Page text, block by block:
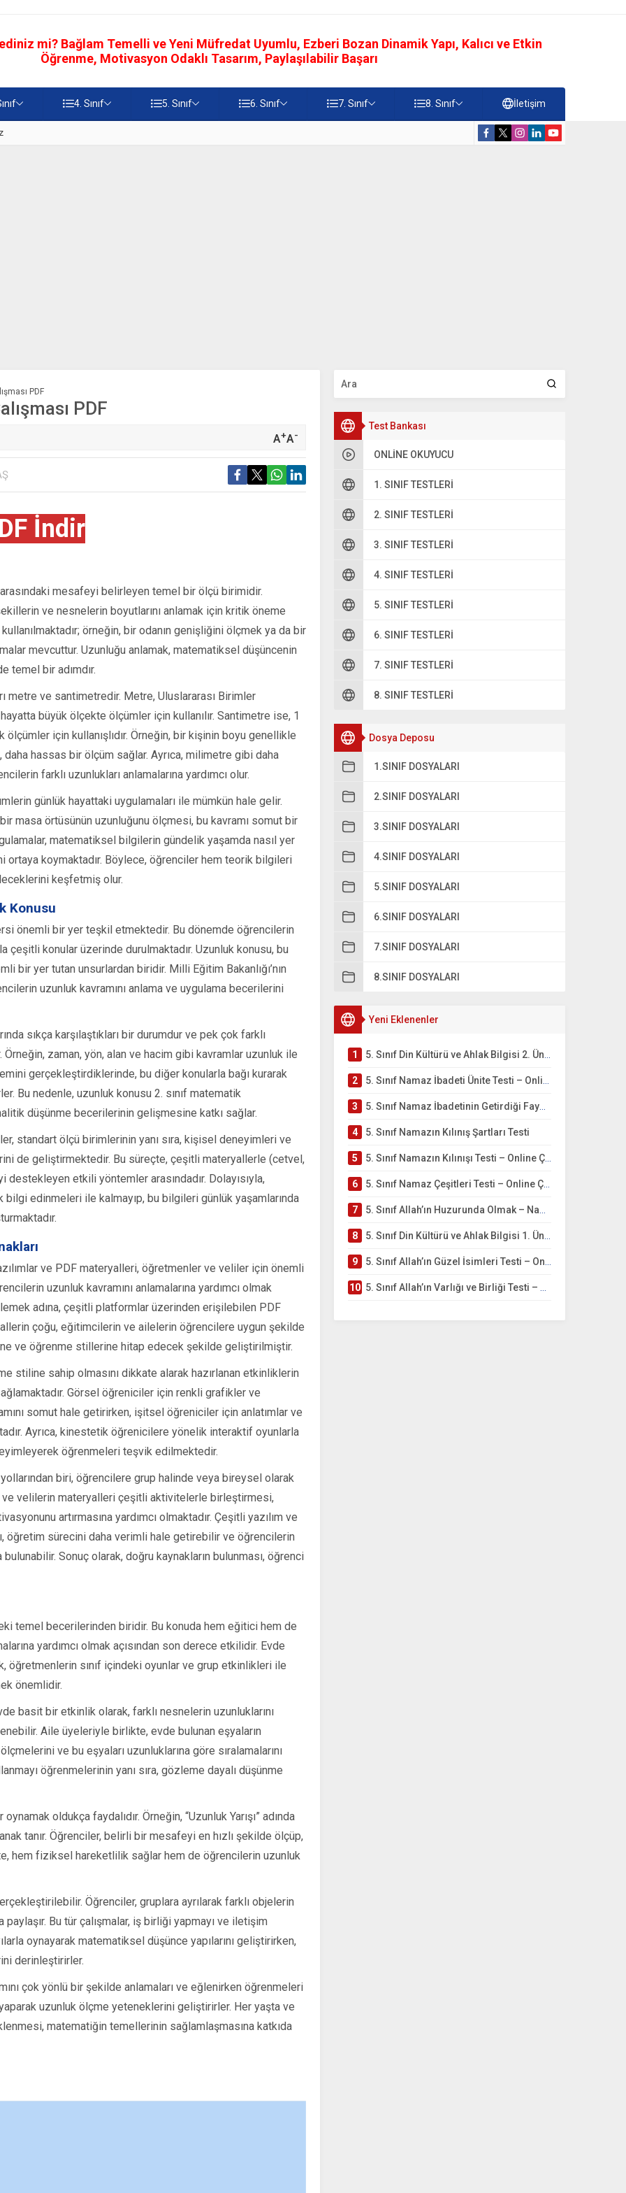
mi? Bağlam Temelli ve Yeni Müfredat Uyumlu, Ezberi Bozan Dinamik Yapı, Kalıcı ve Etkin
Öğrenme, Motivasyon Odaklı Tasarım, Paylaşılabilir Başarı
4. Sınıf 5. Sınıf 6. Sınıf 7. Sınıf 8. Sınıf İletişim
Test Bankası
ONLINE OKUYUCU
1. SINIF TESTLERI
2. SINIF TESTLERI
3. SINIF TESTLERI
4. SINIF TESTLERI
5. SINIF TESTLERI
6. SINIF TESTLERI
7. SINIF TESTLERI
8. SINIF TESTLERI
Dosya Deposu
1.SINIF DOSYALARI
2.SINIF DOSYALARI
3.SINIF DOSYALARI
4.SINIF DOSYALARI
5.SINIF DOSYALARI
6.SINIF DOSYALARI
7.SINIF DOSYALARI
8.SINIF DOSYALARI
Yeni Eklenenler
1 5. Sınıf Din Kültürü ve Ahlak Bilgisi 2. Ünite: Namaz İbadeti Çalışmaları
2 5. Sınıf Namaz İbadeti Ünite Testi – Online Çöz
3 5. Sınıf Namaz İbadetinin Getirdiği Faydalar Testi
4 5. Sınıf Namazın Kılınış Şartları Testi
5 5. Sınıf Namazın Kılınışı Testi – Online Çöz
6 5. Sınıf Namaz Çeşitleri Testi – Online Çöz
7 5. Sınıf Allah’ın Huzurunda Olmak – Namaz İbadeti Testi
8 5. Sınıf Din Kültürü ve Ahlak Bilgisi 1. Ünite: Allah İnancı Çalışmaları
9 5. Sınıf Allah’ın Güzel İsimleri Testi – Online Çöz
10 5. Sınıf Allah’ın Varlığı ve Birliği Testi – Online Çöz
PDF
PDF
A+A-
İndir
mesafeyi belirleyen temel bir ölçü birimidir.
ve nesnelerin boyutlarını anlamak için kritik öneme
örneğin, bir odanın genişliğini ölçmek ya da bir
mevcuttur. Uzunluğu anlamak, matematiksel düşüncenin
temel bir adımdır.
metre ve santimetredir. Metre, Uluslararası Birimler
büyük ölçekte ölçümler için kullanılır. Santimetre ise, 1
için kullanışlıdır. Örneğin, bir kişinin boyu genellikle
hassas bir ölçüm sağlar. Ayrıca, milimetre gibi daha
farklı uzunlukları anlamalarına yardımcı olur.
günlük hayattaki uygulamaları ile mümkün hale gelir.
masa örtüsünün uzunluğunu ölçmesi, bu kavramı somut bir
matematiksel bilgilerin gündelik yaşamda nasıl yer
ortaya koymaktadır. Böylece, öğrenciler hem teorik bilgileri
keşfetmiş olur.
Konusu
önemli bir yer teşkil etmektedir. Bu dönemde öğrencilerin
konular üzerinde durulmaktadır. Uzunluk konusu, bu
bir yer tutan unsurlardan biridir. Milli Eğitim Bakanlığı’nın
uzunluk kavramını anlama ve uygulama becerilerini
sıkça karşılaştıkları bir durumdur ve pek çok farklı
zaman, yön, alan ve hacim gibi kavramlar uzunluk ile
gerçekleştirdiklerinde, bu diğer konularla bağı kurarak
Bu nedenle, uzunluk konusu 2. sınıf matematik
düşünme becerilerinin gelişmesine katkı sağlar.
standart ölçü birimlerinin yanı sıra, kişisel deneyimleri ve
de geliştirmektedir. Bu süreçte, çeşitli materyallerle (cetvel,
etkili yöntemler arasındadır. Dolayısıyla,
edinmeleri ile kalmayıp, bu bilgileri günlük yaşamlarında
ve PDF materyalleri, öğretmenler ve veliler için önemli
uzunluk kavramını anlamalarına yardımcı olmak
adına, çeşitli platformlar üzerinden erişilebilen PDF
çoğu, eğitimcilerin ve ailelerin öğrencilere uygun şekilde
ve öğrenme stillerine hitap edecek şekilde geliştirilmiştir.
stiline sahip olmasını dikkate alarak hazırlanan etkinliklerin
Görsel öğreniciler için renkli grafikler ve
somut hale getirirken, işitsel öğreniciler için anlatımlar ve
Ayrıca, kinestetik öğrenicilere yönelik interaktif oyunlarla
öğrenmeleri teşvik edilmektedir.
biri, öğrencilere grup halinde veya bireysel olarak
ve velilerin materyalleri çeşitli aktivitelerle birleştirmesi,
artırmasına yardımcı olmaktadır. Çeşitli yazılım ve
öğretim sürecini daha verimli hale getirebilir ve öğrencilerin
Sonuç olarak, doğru kaynakların bulunması, öğrenci
temel becerilerinden biridir. Bu konuda hem eğitici hem de
yardımcı olmak açısından son derece etkilidir. Evde
öğretmenlerin sınıf içindeki oyunlar ve grup etkinlikleri ile
önemlidir.
basit bir etkinlik olarak, farklı nesnelerin uzunluklarını
Aile üyeleriyle birlikte, evde bulunan eşyaların
ve bu eşyaları uzunluklarına göre sıralamalarını
öğrenmelerinin yanı sıra, gözleme dayalı düşünme
oldukça faydalıdır. Örneğin, “Uzunluk Yarışı” adında
tanır. Öğrenciler, belirli bir mesafeyi en hızlı şekilde ölçüp,
hem fiziksel hareketlilik sağlar hem de öğrencilerin uzunluk
Öğrenciler, gruplara ayrılarak farklı objelerin
paylaşır. Bu tür çalışmalar, iş birliği yapmayı ve iletişim
oynayarak matematiksel düşünce yapılarını geliştirirken,
derinleştirirler.
çok yönlü bir şekilde anlamaları ve eğlenirken öğrenmeleri
uzunluk ölçme yeteneklerini geliştirirler. Her yaşta ve
matematiğin temellerinin sağlamlaşmasına katkıda